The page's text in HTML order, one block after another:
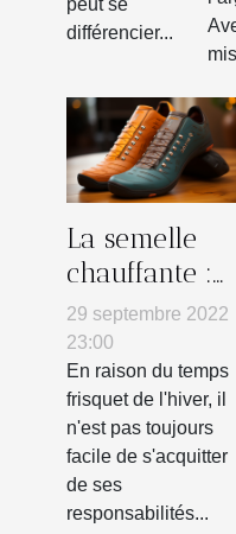
peut se
différencier...
La semelle
chauffante :
pourquoi
l'utiliser ?
29 septembre 2022
23:00
En raison du temps
frisquet de l'hiver, il
n'est pas toujours
facile de s'acquitter
de ses
responsabilités...